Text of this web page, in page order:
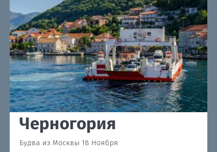
Черногория
Будва из Москвы 18 Ноября